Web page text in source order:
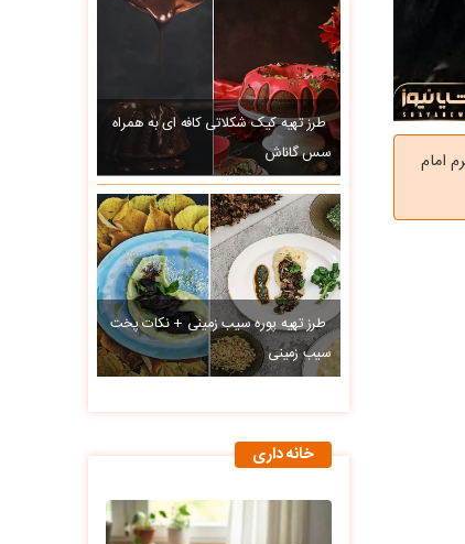
امام
طرز تهیه کیک شکلاتی کافه ای به همراه
سس گاناش
طرز تهیه پوره سیب زمینی + نکات پخت
سیب زمینی
خانه داری